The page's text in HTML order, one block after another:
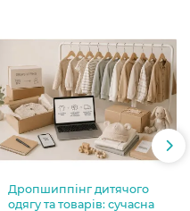
Дропшиппінг дитячого
одягу та товарів: сучасна